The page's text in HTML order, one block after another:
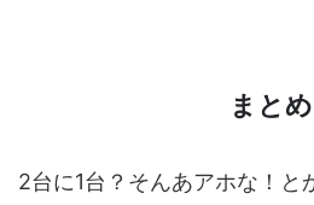
まとめ
2台に1台？そんあアホな！と